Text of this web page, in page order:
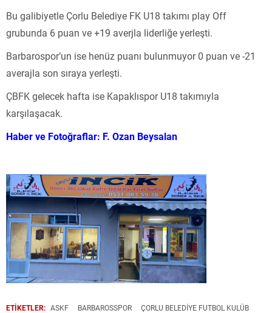
Bu galibiyetle Çorlu Belediye FK U18 takımı play Off
grubunda 6 puan ve +19 averjla liderliğe yerleşti.
Barbarospor’un ise henüz puanı bulunmuyor 0 puan ve -21
averajla son sıraya yerleşti.
ÇBFK gelecek hafta ise Kapaklıspor U18 takımıyla
karşılaşacak.
Haber ve Fotoğraflar: F. Ozan Beysalan
ETİKETLER: ASKF BARBAROSSPOR
ÇORLU BELEDIYE FUTBOL KULÜB